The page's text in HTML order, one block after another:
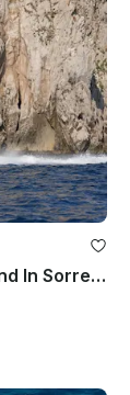
Italyure Luxury 38 - WalkAround In Sorrento